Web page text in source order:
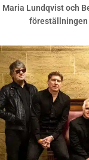
Maria Lundqvist och
föreställningen